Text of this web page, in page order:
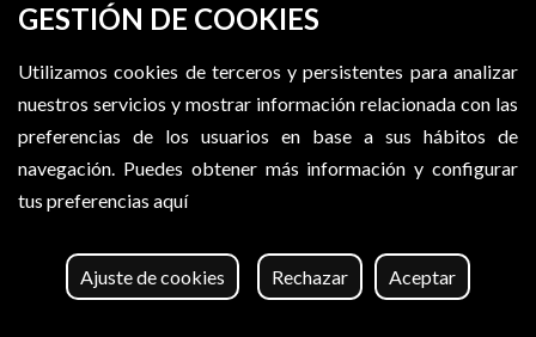
GESTIÓN DE COOKIES
Utilizamos cookies de terceros y persistentes para analizar
nuestros servicios y mostrar información relacionada con las
preferencias de los usuarios en base a sus hábitos de
navegación. Puedes obtener más información y configurar
tus preferencias aquí
Ajuste de cookies Rechazar Aceptar
Del 7 al 9 de agosto, 21.30h